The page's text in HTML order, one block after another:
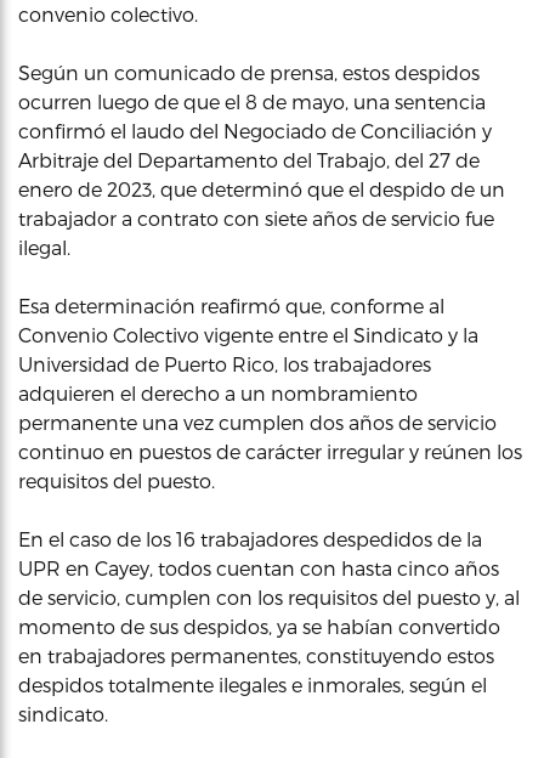
convenio colectivo.
Según un comunicado de prensa, estos despidos
ocurren luego de que el 8 de mayo, una sentencia
confirmó el laudo del Negociado de Conciliación y
Arbitraje del Departamento del Trabajo, del 27 de
enero de 2023, que determinó que el despido de un
trabajador a contrato con siete años de servicio fue
ilegal.
Esa determinación reafirmó que, conforme al
Convenio Colectivo vigente entre el Sindicato y la
Universidad de Puerto Rico, los trabajadores
adquieren el derecho a un nombramiento
permanente una vez cumplen dos años de servicio
continuo en puestos de carácter irregular y reúnen los
requisitos del puesto.
En el caso de los 16 trabajadores despedidos de la
UPR en Cayey, todos cuentan con hasta cinco años
de servicio, cumplen con los requisitos del puesto y, al
momento de sus despidos, ya se habían convertido
en trabajadores permanentes, constituyendo estos
despidos totalmente ilegales e inmorales, según el
sindicato.